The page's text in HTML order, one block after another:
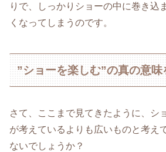
りで、しっかりショーの中に巻き込
くなってしまうのです。
”ショーを楽しむ”の真の意味
さて、ここまで見てきたように、シ
が考えているよりも広いものと考え
ないでしょうか？